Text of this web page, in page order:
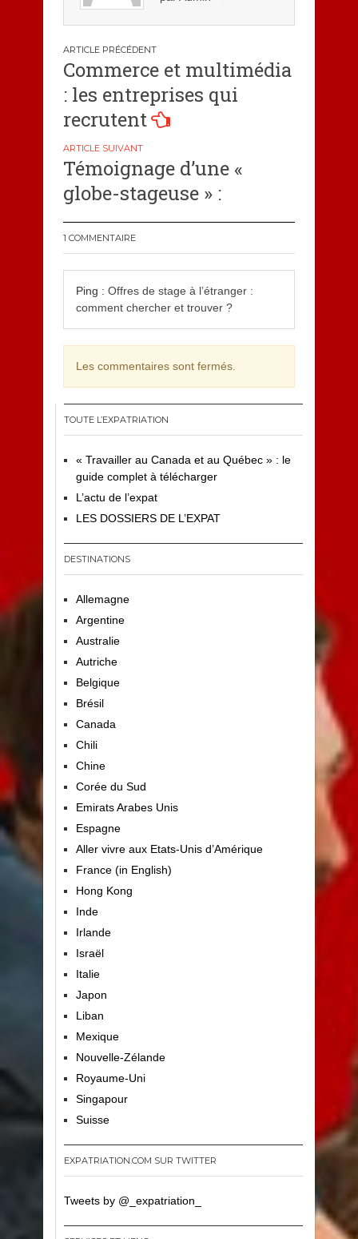
Navigation
de
l’article
Commerce et multimédia
: les entreprises qui
recrutent
Témoignage d’une «
globe-stageuse » :
1 COMMENTAIRE
Ping : Offres de stage à l’étranger :
comment chercher et trouver ?
Les commentaires sont fermés.
TOUTE L’EXPATRIATION
« Travailler au Canada et au Québec » : le
guide complet à télécharger
L’actu de l’expat
LES DOSSIERS DE L’EXPAT
DESTINATIONS
Allemagne
Argentine
Australie
Autriche
Belgique
Brésil
Canada
Chili
Chine
Corée du Sud
Emirats Arabes Unis
Espagne
Aller vivre aux Etats-Unis d’Amérique
France (in English)
Hong Kong
Inde
Irlande
Israël
Italie
Japon
Liban
Mexique
Nouvelle-Zélande
Royaume-Uni
Singapour
Suisse
EXPATRIATION.COM SUR TWITTER
Tweets by @_expatriation_